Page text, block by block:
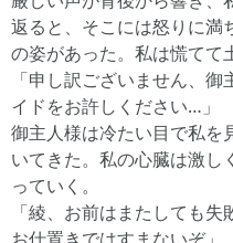
返ると、そこには怒りに満
の姿があった。私は慌てて
「申し訳ございません、
イドをお許しください…」
御主人様は冷たい目で私を
いてきた。私の心臓は激し
っていく。
「綾、お前はまたしても